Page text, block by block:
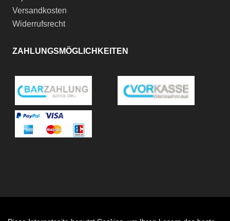
Versandkosten
Widerrufsrecht
ZAHLUNGSMÖGLICHKEITEN